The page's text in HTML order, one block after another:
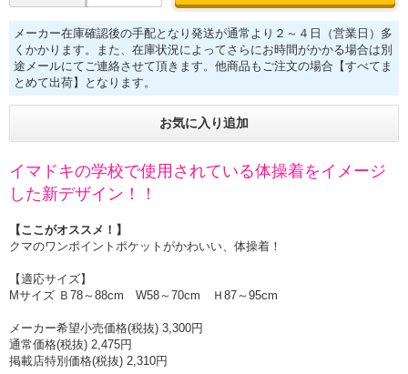
メーカー在庫確認後の手配となり発送が通常より２～４日（営業日）多
くかかります。また、在庫状況によってさらにお時間がかかる場合は別
途メールにてご連絡させて頂きます。他商品もご注文の場合【すべてま
とめて出荷】となります。
お気に入り追加
イマドキの学校で使用されている体操着をイメージ
した新デザイン！！
【ここがオススメ！】
クマのワンポイントポケットがかわいい、体操着！
【適応サイズ】
Mサイズ Ｂ78～88cm W58～70cm Ｈ87～95cm
メーカー希望小売価格(税抜) 3,300円
通常価格(税抜) 2,475円
掲載店特別価格(税抜) 2,310円